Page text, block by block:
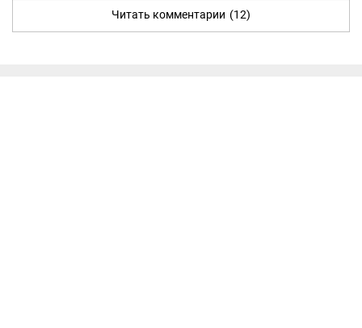
Читать комментарии (12)